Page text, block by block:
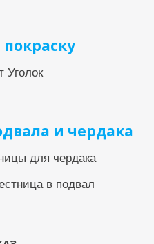
Уголок
и чердака
для чердака
в подвал